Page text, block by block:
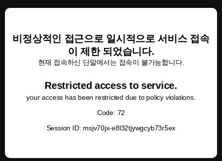
비정상적인 접근으로 일시적으로 서비스 접속
이 제한 되었습니다.
현재 접속하신 단말에서는 접속이 불가능합니다.
Restricted access to service.
your access has been restricted due to policy violations.
Code: 72
Session ID: msjv70jx-e8l32tjywgcyb73r5ex